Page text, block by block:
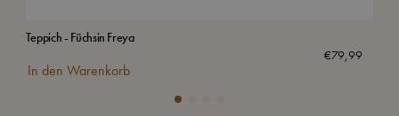
Teppich - Füchsin Freya
€79,99
In den Warenkorb